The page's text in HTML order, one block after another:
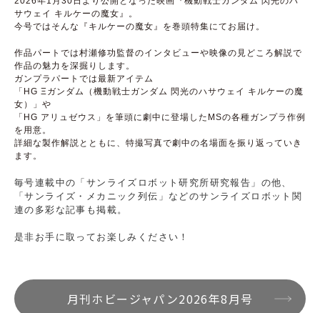
サウェイ キルケーの魔女』。
今号ではそんな『キルケーの魔女』を巻頭特集にてお届け。
作品パートでは村瀬修功監督のインタビューや映像の見どころ解説で
作品の魅力を深掘りします。
ガンプラパートでは最新アイテム
「HG Ξガンダム（機動戦士ガンダム 閃光のハサウェイ キルケーの魔
女）」や
「HG アリュゼウス」を筆頭に劇中に登場したMSの各種ガンプラ作例
を用意。
詳細な製作解説とともに、特撮写真で劇中の名場面を振り返っていき
ます。
毎号連載中の「サンライズロボット研究所研究報告」の他、
「サンライズ・メカニック列伝」などのサンライズロボット関
連の多彩な記事も掲載。​
是非お手に取ってお楽しみください！
月刊ホビージャパン2026年8月号